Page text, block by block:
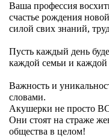
Ваша профессия
счастье рождения
силой свих знаний,
Пусть каждый день
каждой семьи и
Важность и
словами.
Акушерки не
Они стоят на страже
общества в целом!